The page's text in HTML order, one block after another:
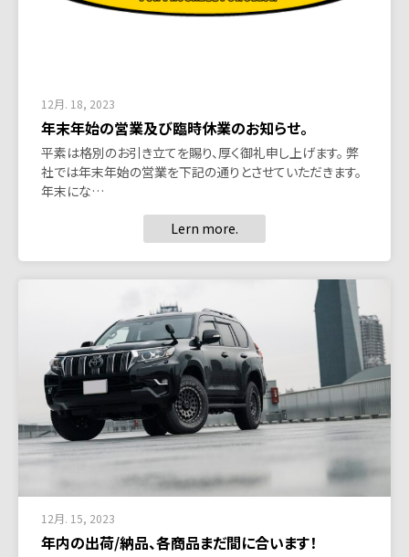
12月. 18, 2023
年末年始の営業及び臨時休業のお知らせ。
平素は格別のお引き立てを賜り、厚く御礼申し上げます。 弊
社では年末年始の営業を下記の通りとさせていただきます。
年末にな…
Lern more.
12月. 15, 2023
年内の出荷/納品、各商品まだ間に合います！